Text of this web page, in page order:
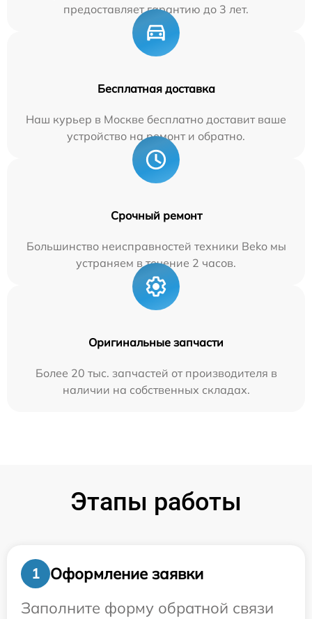
предоставляет гарантию до 3 лет.
Бесплатная доставка
Наш курьер в Москве бесплатно доставит ваше
устройство на ремонт и обратно.
Срочный ремонт
Большинство неисправностей техники Beko мы
устраняем в течение 2 часов.
Оригинальные запчасти
Более 20 тыс. запчастей от производителя в
наличии на собственных складах.
Этапы работы
1
Оформление заявки
Заполните форму обратной связи